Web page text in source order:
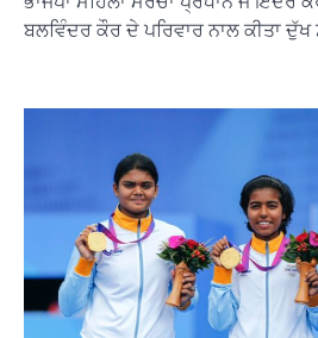
ਬਲਵਿੰਦਰ ਕੌਰ ਦੇ ਪਰਿਵਾਰ ਨਾਲ ਕੀਤਾ ਦੁੱਖ